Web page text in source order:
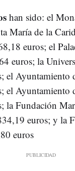
han sido: el
María de la
euros; el
euros; la
el Ayuntamiento
el Ayuntamiento
la Fundación
euros; y la
euros